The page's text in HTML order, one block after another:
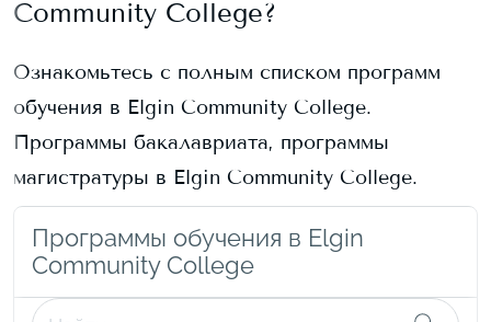
Community College?
Ознакомьтесь с полным списком программ
обучения в Elgin Community College.
Программы бакалавриата, программы
магистратуры в Elgin Community College.
Программы обучения в Elgin
Community College